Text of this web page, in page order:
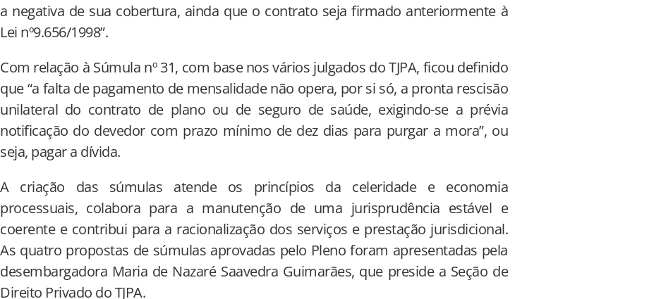
a negativa de sua cobertura, ainda que o contrato seja firmado anteriormente à
Lei nº9.656/1998”.
Com relação à Súmula nº 31, com base nos vários julgados do TJPA, ficou definido
que “a falta de pagamento de mensalidade não opera, por si só, a pronta rescisão
unilateral do contrato de plano ou de seguro de saúde, exigindo-se a prévia
notificação do devedor com prazo mínimo de dez dias para purgar a mora”, ou
seja, pagar a dívida.
A criação das súmulas atende os princípios da celeridade e economia
processuais, colabora para a manutenção de uma jurisprudência estável e
coerente e contribui para a racionalização dos serviços e prestação jurisdicional.
As quatro propostas de súmulas aprovadas pelo Pleno foram apresentadas pela
desembargadora Maria de Nazaré Saavedra Guimarães, que preside a Seção de
Direito Privado do TJPA.